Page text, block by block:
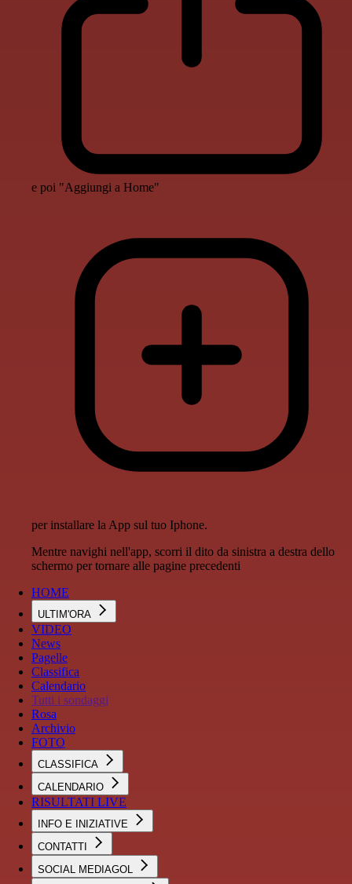
e poi "Aggiungi a Home"
per installare la App sul tuo Iphone.
Mentre navighi nell'app, scorri il dito da sinistra a destra dello
schermo per tornare alle pagine precedenti
HOME
ULTIM'ORA
VIDEO
News
Pagelle
Classifica
Calendario
Tutti i sondaggi
Rosa
Archivio
FOTO
CLASSIFICA
CALENDARIO
RISULTATI LIVE
INFO E INIZIATIVE
CONTATTI
SOCIAL MEDIAGOL